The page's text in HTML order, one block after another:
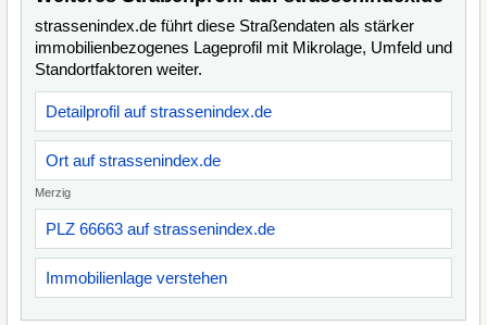
strassenindex.de führt diese Straßendaten als stärker
immobilienbezogenes Lageprofil mit Mikrolage, Umfeld und
Standortfaktoren weiter.
Detailprofil auf strassenindex.de
Ort auf strassenindex.de
Merzig
PLZ 66663 auf strassenindex.de
Immobilienlage verstehen